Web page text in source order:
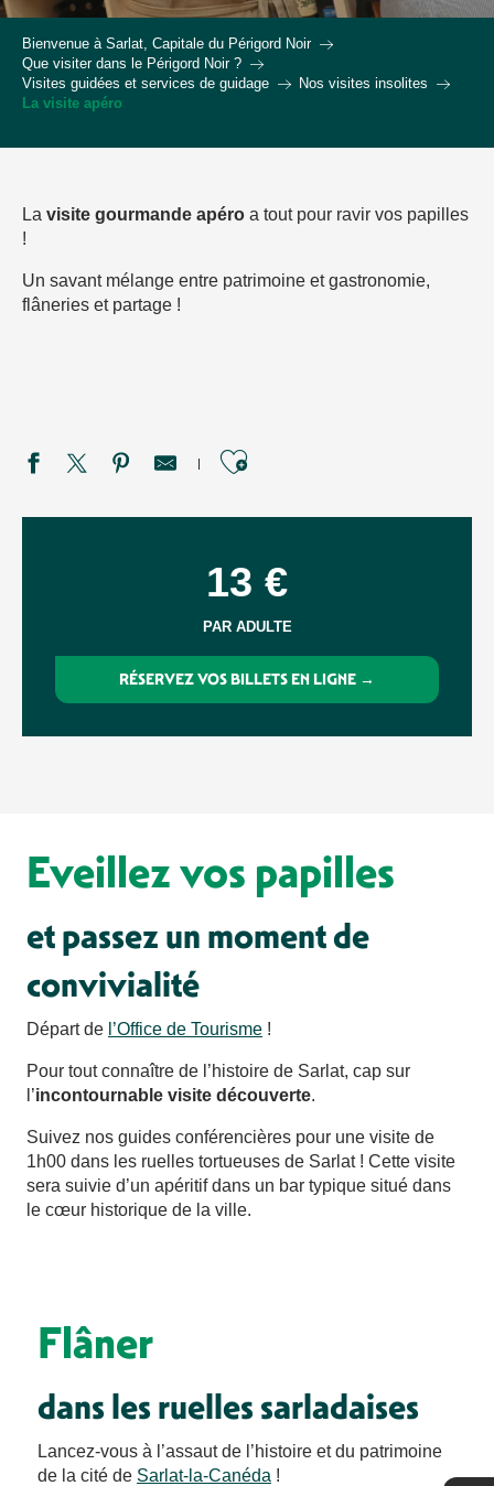
Bienvenue à Sarlat, Capitale du Périgord Noir
Que visiter dans le Périgord Noir ?
Visites guidées et services de guidage
Nos visites insolites
La visite apéro
La visite gourmande apéro a tout pour ravir vos papilles
!
Un savant mélange entre patrimoine et gastronomie,
flâneries et partage !
Ajouter aux
13 €
PAR ADULTE
RÉSERVEZ VOS BILLETS EN LIGNE →
Eveillez vos papilles
et passez un moment de
convivialité
Départ de l’Office de Tourisme !
Pour tout connaître de l’histoire de Sarlat, cap sur
l’incontournable visite découverte.
Suivez nos guides conférencières pour une visite de
1h00 dans les ruelles tortueuses de Sarlat ! Cette visite
sera suivie d’un apéritif dans un bar typique situé dans
le cœur historique de la ville.
Flâner
dans les ruelles sarladaises
Lancez-vous à l’assaut de l’histoire et du patrimoine
de la cité de Sarlat-la-Canéda !